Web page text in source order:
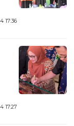
17:36
17:27